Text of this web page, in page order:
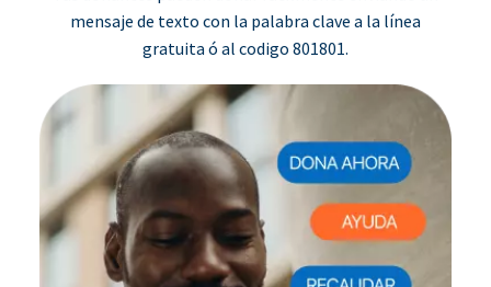
mensaje de texto con la palabra clave a la línea
gratuita ó al codigo 801801.